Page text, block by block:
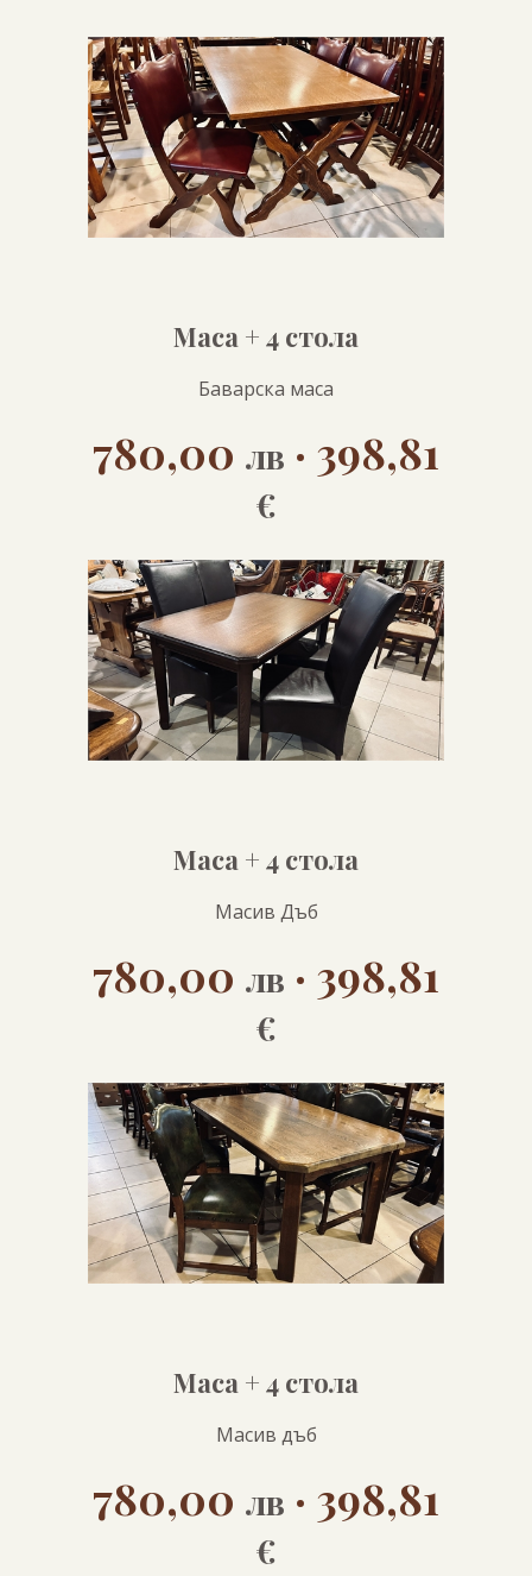
ПРОДУКТИ
Маса + 4 стола
Баварска маса
780,00 лв · 398,81
€
Маса + 4 стола
Масив Дъб
780,00 лв · 398,81
€
Маса + 4 стола
Масив дъб
780,00 лв · 398,81
€